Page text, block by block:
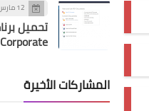
12 مارس 2020
Corporate كامل
المشاركات الأخيرة